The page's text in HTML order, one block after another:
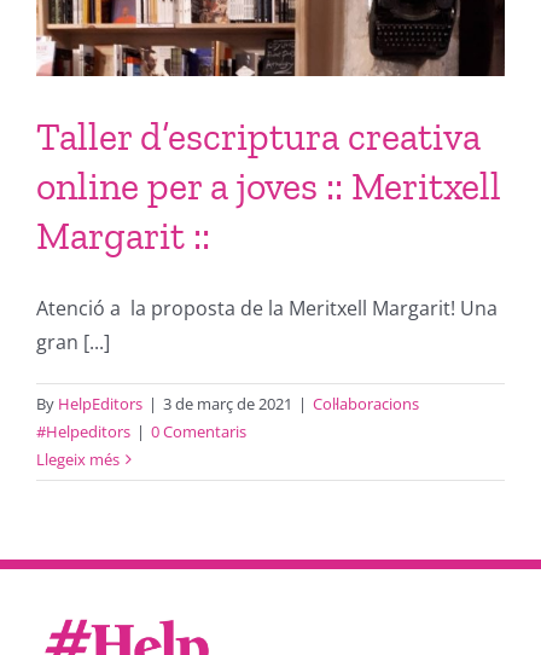
Taller d’escriptura creativa
online per a joves :: Meritxell
Margarit ::
Atenció a la proposta de la Meritxell Margarit! Una
gran [...]
By HelpEditors | 3 de març de 2021 | Col·laboracions
#Helpeditors | 0 Comentaris
Llegeix més